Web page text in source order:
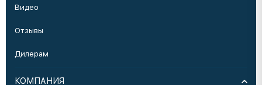
Видео
Отзывы
Дилерам
КОМПАНИЯ